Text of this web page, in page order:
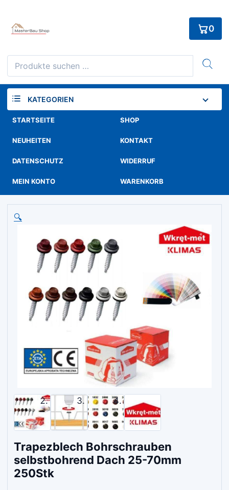
content
Suchen
nach:
0
KATEGORIEN
STARTSEITE SHOP
NEUHEITEN KONTAKT
DATENSCHUTZ WIDERRUF
MEIN KONTO WARENKORB
🔍
Trapezblech Bohrschrauben
selbstbohrend Dach 25-70mm
250Stk